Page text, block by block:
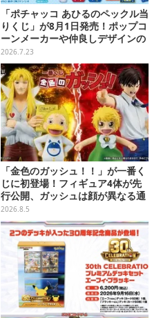
「ポチャッコ あひるのペックル当
りくじ」が8月1日発売！ポップコ
ーンメーカーや仲良しデザインの
両面クッション、日常使いできる
雑貨など
2026.7.23
「金色のガッシュ！！」が一番く
じに初登場！フィギュア4体が先
行公開、ガッシュは顔が異なる通
常/ザケルver.の2種
2026.8.5